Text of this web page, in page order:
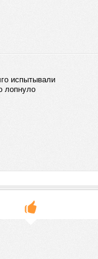
что
нет, поскольку
Лишь через
решился
И то,
Роспотребнадзоре
дальше, в городе
перед Москвой
что Моор
– после
плакать по нему в
(«Единая
(фото: Дмитрий